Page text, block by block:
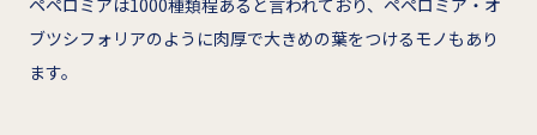
ペペロミアは1000種類程あると言われており、ペペロミア・オ
ブツシフォリアのように肉厚で大きめの葉をつけるモノもあり
ます。